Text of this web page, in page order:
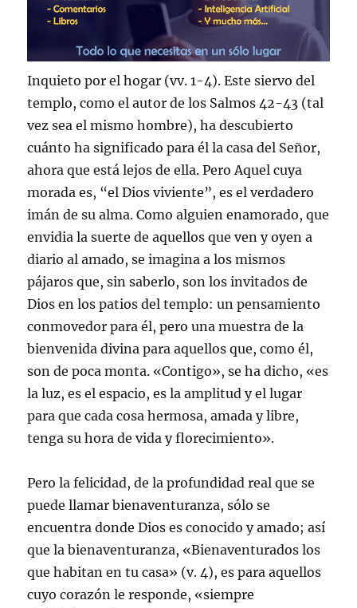
Inquieto por el hogar (vv. 1-4). Este siervo del
templo, como el autor de los Salmos 42-43 (tal
vez sea el mismo hombre), ha descubierto
cuánto ha significado para él la casa del Señor,
ahora que está lejos de ella. Pero Aquel cuya
morada es, “el Dios viviente”, es el verdadero
imán de su alma. Como alguien enamorado, que
envidia la suerte de aquellos que ven y oyen a
diario al amado, se imagina a los mismos
pájaros que, sin saberlo, son los invitados de
Dios en los patios del templo: un pensamiento
conmovedor para él, pero una muestra de la
bienvenida divina para aquellos que, como él,
son de poca monta. «Contigo», se ha dicho, «es
la luz, es el espacio, es la amplitud y el lugar
para que cada cosa hermosa, amada y libre,
tenga su hora de vida y florecimiento».
Pero la felicidad, de la profundidad real que se
puede llamar bienaventuranza, sólo se
encuentra donde Dios es conocido y amado; así
que la bienaventuranza, «Bienaventurados los
que habitan en tu casa» (v. 4), es para aquellos
cuyo corazón le responde, «siempre